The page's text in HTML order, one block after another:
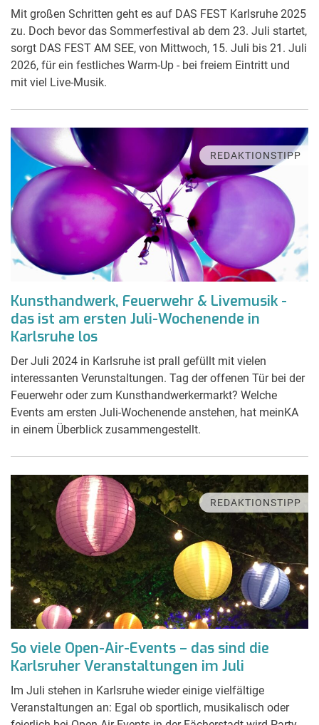
Mit großen Schritten geht es auf DAS FEST Karlsruhe 2025
zu. Doch bevor das Sommerfestival ab dem 23. Juli startet,
sorgt DAS FEST AM SEE, von Mittwoch, 15. Juli bis 21. Juli
2026, für ein festliches Warm-Up - bei freiem Eintritt und
mit viel Live-Musik.
REDAKTIONSTIPP
Kunsthandwerk, Feuerwehr & Livemusik -
das ist am ersten Juli-Wochenende in
Karlsruhe los
Der Juli 2024 in Karlsruhe ist prall gefüllt mit vielen
interessanten Verunstaltungen. Tag der offenen Tür bei der
Feuerwehr oder zum Kunsthandwerkermarkt? Welche
Events am ersten Juli-Wochenende anstehen, hat meinKA
in einem Überblick zusammengestellt.
REDAKTIONSTIPP
So viele Open-Air-Events – das sind die
Karlsruher Veranstaltungen im Juli
Im Juli stehen in Karlsruhe wieder einige vielfältige
Veranstaltungen an: Egal ob sportlich, musikalisch oder